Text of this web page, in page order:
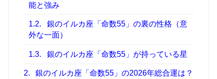
能と強み
1.2.
銀のイルカ座「命数55」の裏の性格（意
外な一面）
1.3. 銀のイルカ座「命数55」が持っている星
2. 銀のイルカ座「命数55」の2026年総合運は？